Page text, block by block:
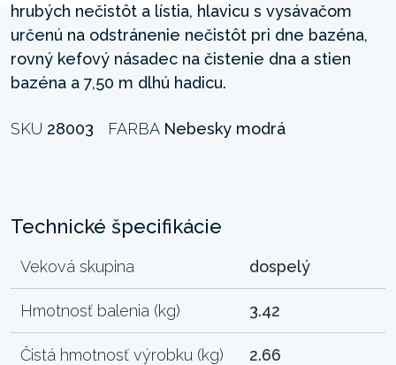
hrubých nečistôt a lístia, hlavicu s vysávačom
určenú na odstránenie nečistôt pri dne bazéna,
rovný kefový násadec na čistenie dna a stien
bazéna a 7,50 m dlhú hadicu.
SKU 28003 FARBA Nebesky modrá
Technické špecifikácie
Veková skupina dospelý
Hmotnosť balenia (kg) 3.42
Čistá hmotnosť výrobku (kg) 2.66